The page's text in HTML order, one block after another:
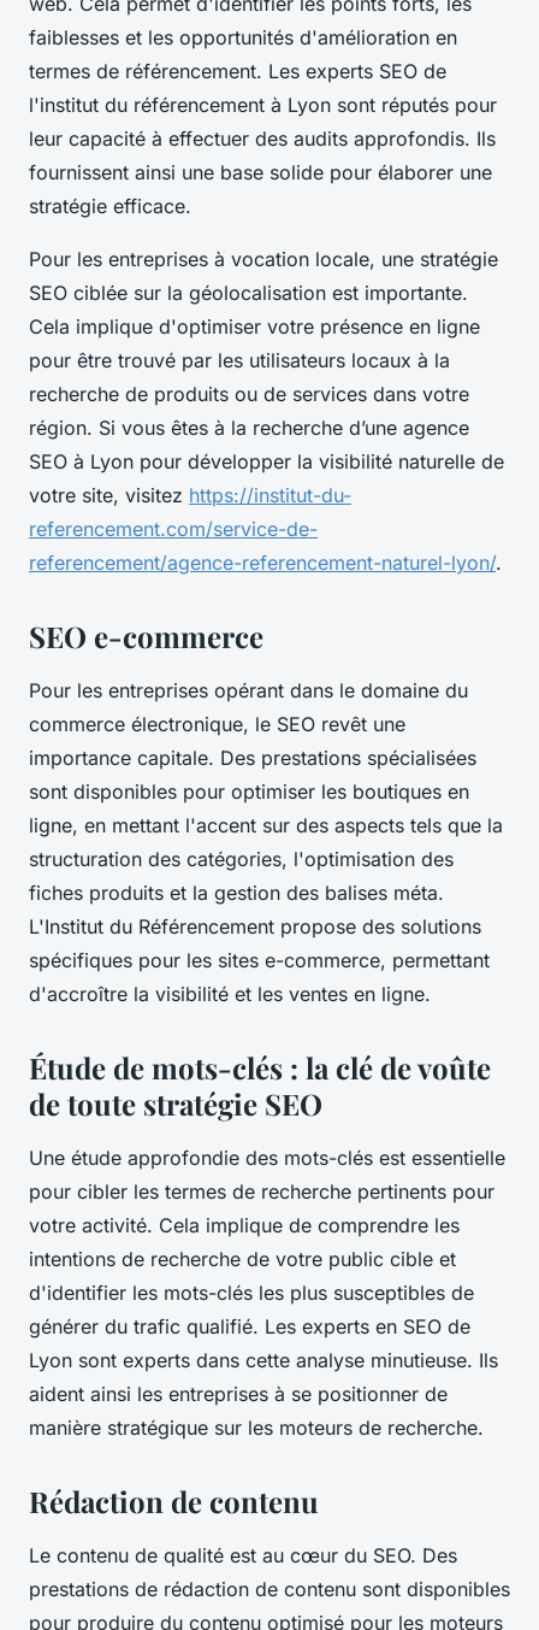
faiblesses et les opportunités d'amélioration en
termes de référencement. Les experts SEO de
l'institut du référencement à Lyon sont réputés pour
leur capacité à effectuer des audits approfondis. Ils
fournissent ainsi une base solide pour élaborer une
stratégie efficace.
Pour les entreprises à vocation locale, une stratégie
SEO ciblée sur la géolocalisation est importante.
Cela implique d'optimiser votre présence en ligne
pour être trouvé par les utilisateurs locaux à la
recherche de produits ou de services dans votre
région. Si vous êtes à la recherche d’une agence
SEO à Lyon pour développer la visibilité naturelle de
votre site, visitez https://institut-du-
referencement.com/service-de-
referencement/agence-referencement-naturel-lyon/.
SEO e-commerce
Pour les entreprises opérant dans le domaine du
commerce électronique, le SEO revêt une
importance capitale. Des prestations spécialisées
sont disponibles pour optimiser les boutiques en
ligne, en mettant l'accent sur des aspects tels que la
structuration des catégories, l'optimisation des
fiches produits et la gestion des balises méta.
L'Institut du Référencement propose des solutions
spécifiques pour les sites e-commerce, permettant
d'accroître la visibilité et les ventes en ligne.
Étude de mots-clés : la clé de voûte
de toute stratégie SEO
Une étude approfondie des mots-clés est essentielle
pour cibler les termes de recherche pertinents pour
votre activité. Cela implique de comprendre les
intentions de recherche de votre public cible et
d'identifier les mots-clés les plus susceptibles de
générer du trafic qualifié. Les experts en SEO de
Lyon sont experts dans cette analyse minutieuse. Ils
aident ainsi les entreprises à se positionner de
manière stratégique sur les moteurs de recherche.
Rédaction de contenu
Le contenu de qualité est au cœur du SEO. Des
prestations de rédaction de contenu sont disponibles
pour produire du contenu optimisé pour les moteurs